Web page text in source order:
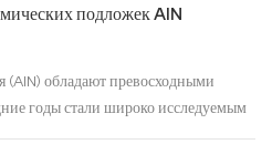
подложек AlN
обладают превосходными
годы стали широко исследуемым
нового поколения. Он обладает
диэлектрической